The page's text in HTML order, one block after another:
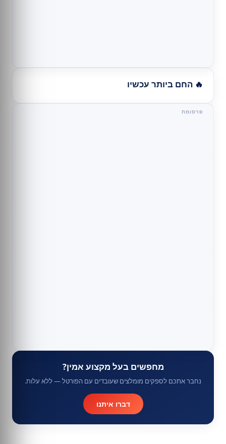
🔥 החם ביותר עכשיו
מחפשים בעל מקצוע אמין?
נחבר אתכם לספקים מומלצים שעובדים עם הפורטל — ללא עלות.
דברו איתנו